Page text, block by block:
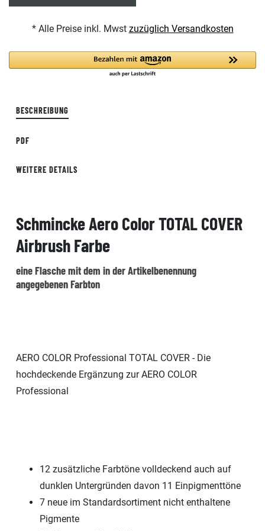
* Alle Preise inkl. Mwst zuzüglich Versandkosten
BESCHREIBUNG
PDF
WEITERE DETAILS
Schmincke Aero Color TOTAL COVER
Airbrush Farbe
eine Flasche mit dem in der Artikelbenennung
angegebenen Farbton
AERO COLOR Professional TOTAL COVER - Die
hochdeckende Ergänzung zur AERO COLOR
Professional
12 zusätzliche Farbtöne volldeckend auch auf
dunklen Untergründen davon 11 Einpigmenttöne
7 neue im Standardsortiment nicht enthaltene
Pigmente